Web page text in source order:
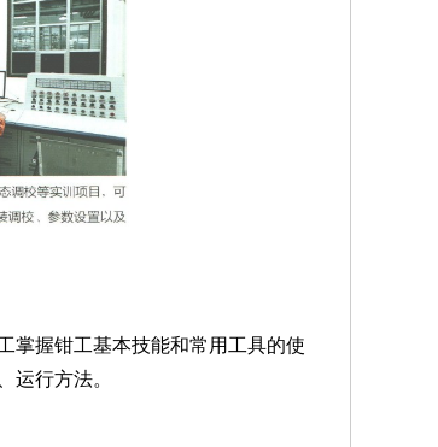
掌握钳工基本技能和常用工具的使
运行方法。